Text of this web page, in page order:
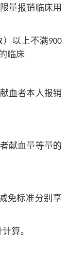
量报销临床用
以上不满900
临床
血者本人报销
献血量等量的
免标准分别享
算。